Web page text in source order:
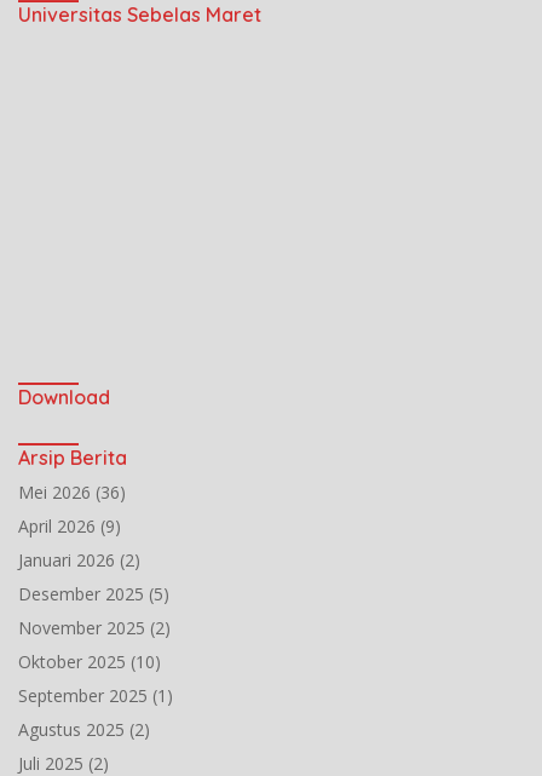
Universitas Sebelas Maret
Download
Arsip Berita
Mei 2026 (36)
April 2026 (9)
Januari 2026 (2)
Desember 2025 (5)
November 2025 (2)
Oktober 2025 (10)
September 2025 (1)
Agustus 2025 (2)
Juli 2025 (2)